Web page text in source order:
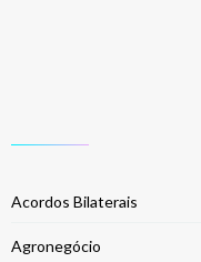
Acordos Bilaterais
Agronegócio